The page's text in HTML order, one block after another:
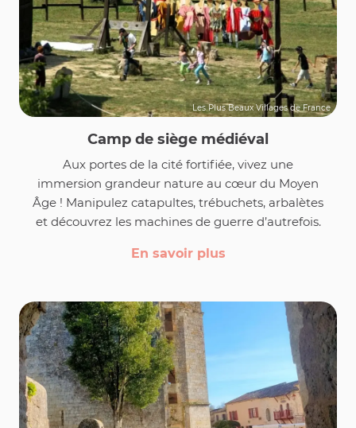
Les Plus Beaux Villages de France
Camp de siège médiéval
Aux portes de la cité fortifiée, vivez une
immersion grandeur nature au cœur du Moyen
Âge ! Manipulez catapultes, trébuchets, arbalètes
et découvrez les machines de guerre d’autrefois.
En savoir plus